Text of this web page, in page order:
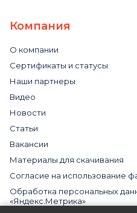
Компания
О компании
Сертификаты и статусы
Наши партнеры
Видео
Новости
Статьи
Вакансии
Материалы для скачивания
Cогласие на использование
Обработка персональных
«Яндекс.Метрика»